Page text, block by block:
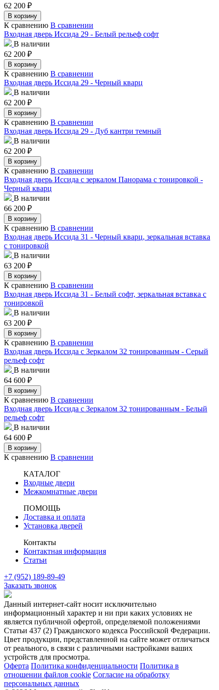
62 200 ₽
В корзину
К сравнению В сравнении
Входная дверь Иссида 29 - Белый рельеф софт
В наличии
62 200 ₽
В корзину
К сравнению В сравнении
Входная дверь Иссида 29 - Черный кварц
В наличии
62 200 ₽
В корзину
К сравнению В сравнении
Входная дверь Иссида 29 - Дуб кантри темный
В наличии
62 200 ₽
В корзину
К сравнению В сравнении
Входная дверь Иссида с зеркалом Панорама с тонировкой -
Черный кварц
В наличии
66 200 ₽
В корзину
К сравнению В сравнении
Входная дверь Иссида 31 - Черный кварц, зеркальная вставка
с тонировкой
В наличии
63 200 ₽
В корзину
К сравнению В сравнении
Входная дверь Иссида 31 - Белый софт, зеркальная вставка с
тонировкой
В наличии
63 200 ₽
В корзину
К сравнению В сравнении
Входная дверь Иссида с Зеркалом 32 тонированным - Серый
рельеф софт
В наличии
64 600 ₽
В корзину
К сравнению В сравнении
Входная дверь Иссида с Зеркалом 32 тонированным - Белый
рельеф софт
В наличии
64 600 ₽
В корзину
К сравнению В сравнении
КАТАЛОГ
Входные двери
Межкомнатные двери
ПОМОЩЬ
Доставка и оплата
Установка дверей
Контакты
Контактная информация
Статьи
+7 (952) 189-89-49
Заказать звонок
Данный интернет-сайт носит исключительно
информационный характер и ни при каких условиях не
является публичной офертой, определяемой положениями
Статьи 437 (2) Гражданского кодекса Российской Федерации.
Цвет продукции, представленной на сайте может отличаться
от реального, в связи с различными настройками ваших
устройств для просмотра.
Оферта Политика конфиденциальности Политика в
отношении файлов cookie Согласие на обработку
персональных данных